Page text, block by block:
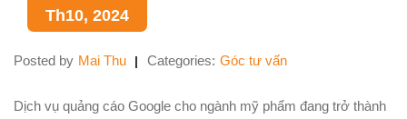
Th10, 2024
Posted by Mai Thu Categories: Góc tư vấn
Dịch vụ quảng cáo Google cho ngành mỹ phẩm đang trở thành